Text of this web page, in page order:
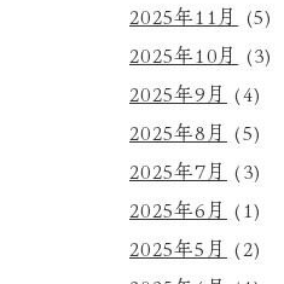
2025年11月 (5)
2025年10月 (3)
2025年9月 (4)
2025年8月 (5)
2025年7月 (3)
2025年6月 (1)
2025年5月 (2)